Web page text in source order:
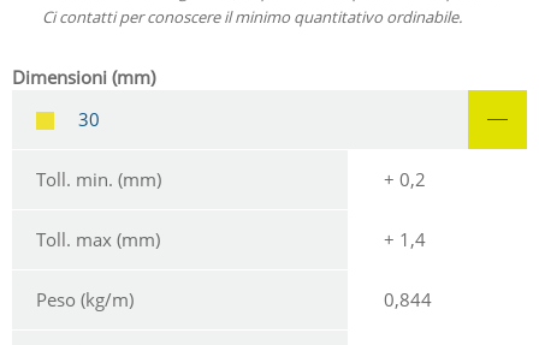
Ci contatti per conoscere il minimo quantitativo ordinabile.
Dimensioni (mm)
30
Toll. min. (mm) + 0,2
Toll. max (mm) + 1,4
Peso (kg/m) 0,844